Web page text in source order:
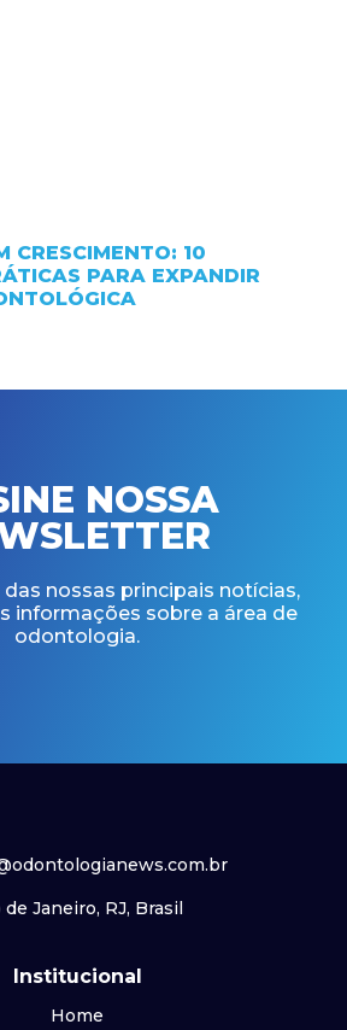
CRESCIMENTO: 10
PARA EXPANDIR
NOSSA
das nossas principais notícias,
informações sobre a área de
odontologia.
de Janeiro, RJ, Brasil
Institucional
Home